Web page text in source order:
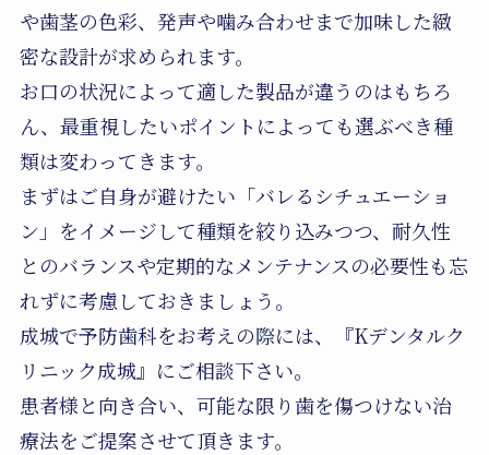
や歯茎の色彩、発声や噛み合わせまで加味した緻
密な設計が求められます。
お口の状況によって適した製品が違うのはもちろ
ん、最重視したいポイントによっても選ぶべき種
類は変わってきます。
まずはご自身が避けたい「バレるシチュエーショ
ン」をイメージして種類を絞り込みつつ、耐久性
とのバランスや定期的なメンテナンスの必要性も忘
れずに考慮しておきましょう。
成城で予防歯科をお考えの際には、『Kデンタルク
リニック成城』にご相談下さい。
患者様と向き合い、可能な限り歯を傷つけない治
療法をご提案させて頂きます。